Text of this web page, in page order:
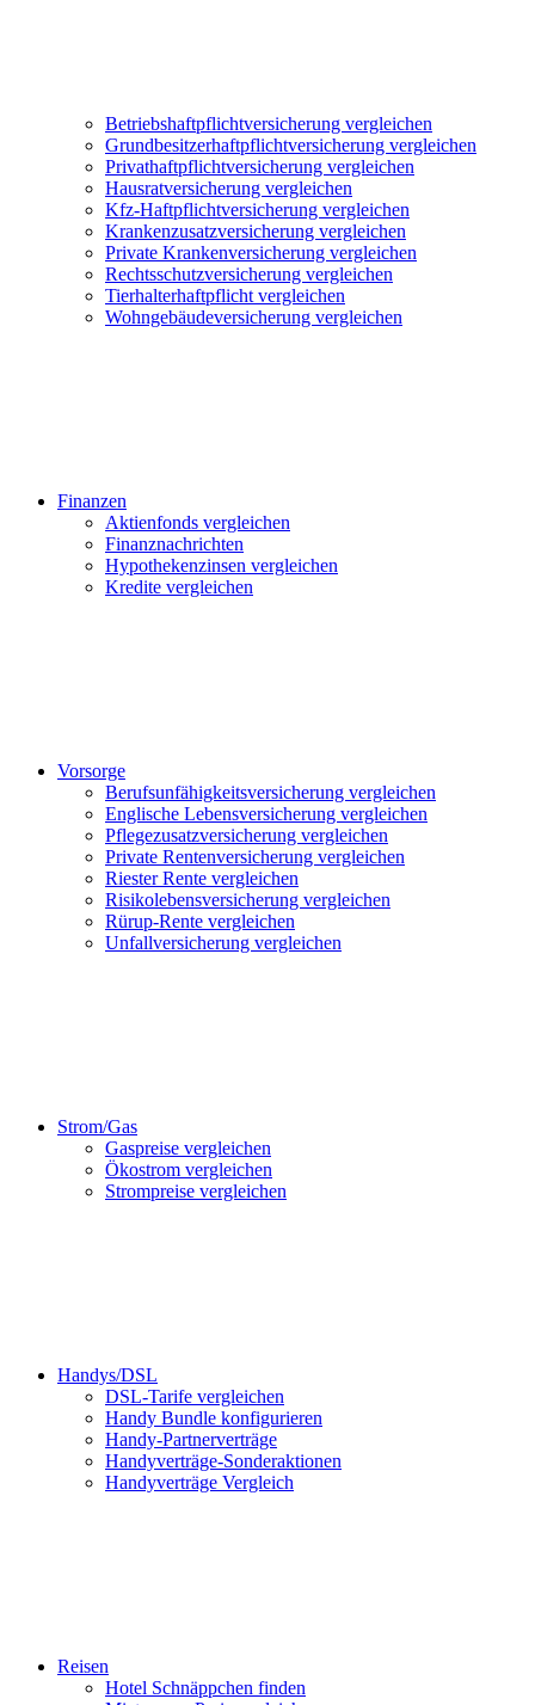
Betriebshaftpflichtversicherung vergleichen
Grundbesitzerhaftpflichtversicherung vergleichen
Privathaftpflichtversicherung vergleichen
Hausratversicherung vergleichen
Kfz-Haftpflichtversicherung vergleichen
Krankenzusatzversicherung vergleichen
Private Krankenversicherung vergleichen
Rechtsschutzversicherung vergleichen
Tierhalterhaftpflicht vergleichen
Wohngebäudeversicherung vergleichen
Finanzen
Aktienfonds vergleichen
Finanznachrichten
Hypothekenzinsen vergleichen
Kredite vergleichen
Vorsorge
Berufsunfähigkeitsversicherung vergleichen
Englische Lebensversicherung vergleichen
Pflegezusatzversicherung vergleichen
Private Rentenversicherung vergleichen
Riester Rente vergleichen
Risikolebensversicherung vergleichen
Rürup-Rente vergleichen
Unfallversicherung vergleichen
Strom/Gas
Gaspreise vergleichen
Ökostrom vergleichen
Strompreise vergleichen
Handys/DSL
DSL-Tarife vergleichen
Handy Bundle konfigurieren
Handy-Partnerverträge
Handyverträge-Sonderaktionen
Handyverträge Vergleich
Reisen
Hotel Schnäppchen finden